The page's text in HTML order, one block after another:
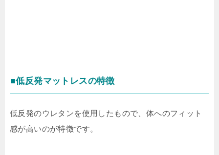
■低反発マットレスの特徴
低反発のウレタンを使用したもので、体へのフィット
感が高いのが特徴です。